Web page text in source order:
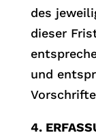
des
dieser
und
4.